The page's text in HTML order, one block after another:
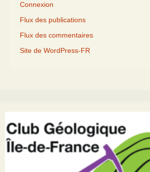
Connexion
Flux des publications
Flux des commentaires
Site de WordPress-FR